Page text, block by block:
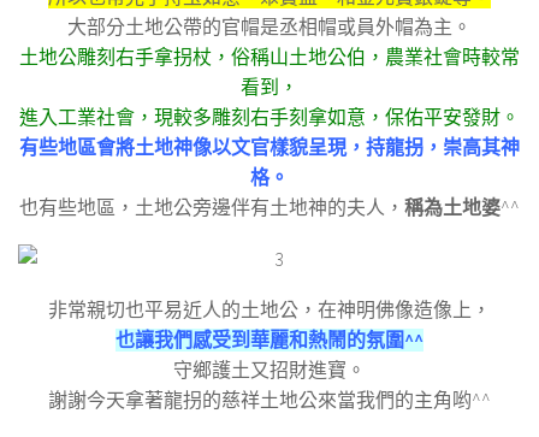
大部分土地公帶的官帽是丞相帽或員外帽為主。
土地公雕刻右手拿拐杖，俗稱山土地公伯，農業社會時較常
看到，
進入工業社會，現較多雕刻右手刻拿如意，保佑平安發財。
有些地區會將土地神像以文官樣貌呈現，持龍拐，崇高其神
格。
也有些地區，土地公旁邊伴有土地神的夫人， 稱為土地婆^^
非常親切也平易近人的土地公， 在神明佛像造像上，
也讓我們感受到華麗和熱鬧的氛圍^^
守鄉護土又招財進寶。
謝謝今天拿著龍拐的慈祥土地公來當我們的主角哟^^